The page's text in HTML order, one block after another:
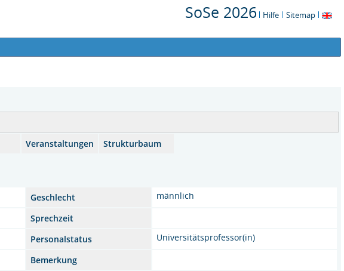
SoSe 2026 Hilfe Sitemap
Veranstaltungen Strukturbaum
Geschlecht
männlich
Sprechzeit
Personalstatus
Universitätsprofessor(in)
Bemerkung